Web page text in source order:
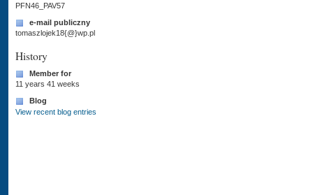
PFN46_PAV57
e-mail publiczny
tomaszlojek18{@}wp.pl
History
Member for
11 years 41 weeks
Blog
View recent blog entries